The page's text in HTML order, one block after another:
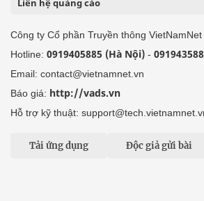
Công ty Cổ phần Truyền thông VietNamNet
Hotline: 0919405885 (Hà Nội) -
Email: contact@vietnamnet.vn
Báo giá: http://vads.vn
Hỗ trợ kỹ thuật:
Tải ứng dụng Độc giả gửi bài